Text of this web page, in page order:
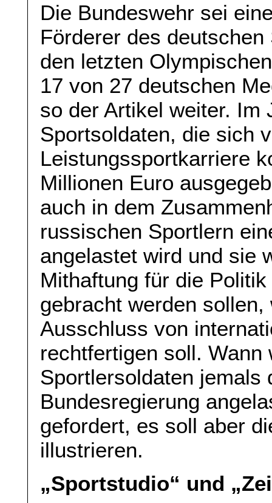
Die Bundeswehr sei
Förderer des
den letzten
17 von 27 deutschen
so der Artikel weiter. Im
Sportsoldaten, die sich
Leistungssportkarriere
Millionen Euro
auch in dem
russischen Sportlern
angelastet wird und sie
Mithaftung für die
gebracht werden
Ausschluss von
rechtfertigen soll.
Sportlersoldaten jemals
Bundesregierung
gefordert, es soll aber
illustrieren.
„Sportstudio“ und